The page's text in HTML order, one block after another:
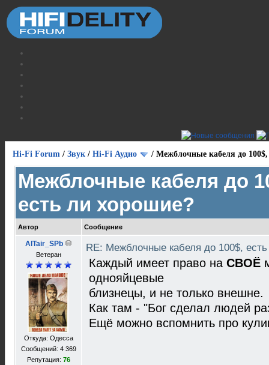
Hi-Fi Forum / Звук / Hi-Fi Аудио / Межблочные кабеля до 100$,
Межблочные кабеля до
есть ли хорошие?
Автор Сообщение
AlTair_SPb
Ветеран
Откуда: Одесса
Сообщений: 4 369
Репутация: 76
RE: Межблочные кабеля до 100$,
Каждый имеет право на СВОЁ
однояйцевые
близнецы, и не только внешне.
Как там - "Бог сделал людей
Ещё можно вспомнить про